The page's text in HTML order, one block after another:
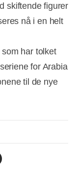
skiftende figurer
nå i en helt
har tolket
for Arabia
til de nye